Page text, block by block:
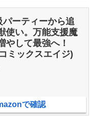
パーティーから追
使い。万能支援魔
やして最強へ！
ミックスエイジ)
で確認